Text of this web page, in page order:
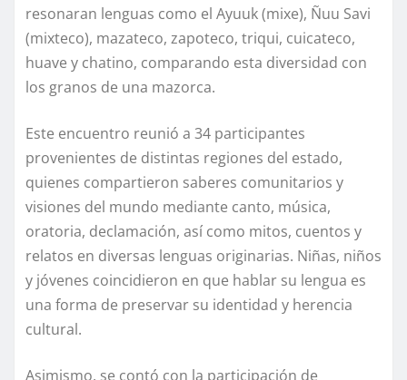
resonaran lenguas como el Ayuuk (mixe), Ñuu Savi
(mixteco), mazateco, zapoteco, triqui, cuicateco,
huave y chatino, comparando esta diversidad con
los granos de una mazorca.
Este encuentro reunió a 34 participantes
provenientes de distintas regiones del estado,
quienes compartieron saberes comunitarios y
visiones del mundo mediante canto, música,
oratoria, declamación, así como mitos, cuentos y
relatos en diversas lenguas originarias. Niñas, niños
y jóvenes coincidieron en que hablar su lengua es
una forma de preservar su identidad y herencia
cultural.
Asimismo, se contó con la participación de